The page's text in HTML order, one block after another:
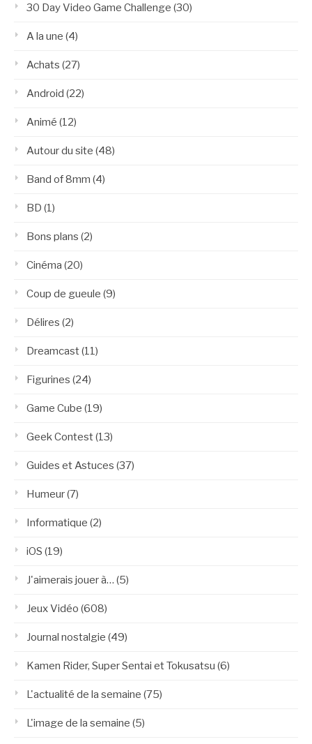
30 Day Video Game Challenge (30)
A la une (4)
Achats (27)
Android (22)
Animé (12)
Autour du site (48)
Band of 8mm (4)
BD (1)
Bons plans (2)
Cinéma (20)
Coup de gueule (9)
Délires (2)
Dreamcast(11)
Figurines (24)
Game Cube (19)
Geek Contest(13)
Guides et Astuces (37)
Humeur(7)
Informatique (2)
iOS (19)
J'aimerais jouer à… (5)
Jeux Vidéo (608)
Journal nostalgie (49)
Kamen Rider, Super Sentai et Tokusatsu (6)
L'actualité de la semaine (75)
L'image de la semaine (5)